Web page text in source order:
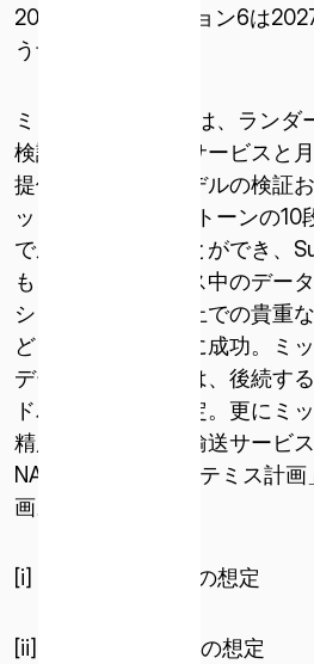
2026年[ii]、ミッション6は
う予定。
ミッション1の目的は、ラン
検証と、月面輸送サービスと
提供という事業モデルの検証
ッション1マイルストーンの10
で成功を収めることができ、
も、着陸シーケンス中のデー
ションを実現する上での貴重
どを獲得することに成功。ミ
データやノウハウは、後続す
ドバックされる予定。更にミ
精度を高めた月面輸送サービ
NASAが行う「アルテミス計
画。
[i] 2024年12月時点の想定
[ii] 2024年12月時点の想定